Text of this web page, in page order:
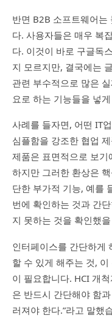
반면 B2B 소프트웨어는
다. 사용자들은 매우 복
다. 이것이 바로 구글독
지 모르지만, 결국에는
관련 부수적으로 많은
요로 하는 기능들을 넣
사례를 들자면, 어떤 IT
심플함을 강조한 협업
제품은 표면적으로 보
하지만 그러한 환상은
단한 부가적 기능, 예를
번에 확인하는 것과 간
지 못하는 것을 확인했
인터페이스를 간단하게
할 수 있게 해주는 것,
이 필요합니다. HCI 개
은 반드시 간단해야 함
러져야 한다.”라고 말했